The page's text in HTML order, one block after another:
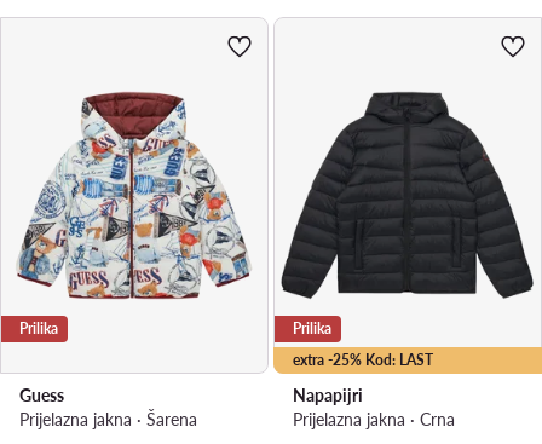
Prilika
Guess
Prijelazna jakna · Šarena
extra -25% Kod: LAST
Prilika
Napapijri
Prijelazna jakna · Crna